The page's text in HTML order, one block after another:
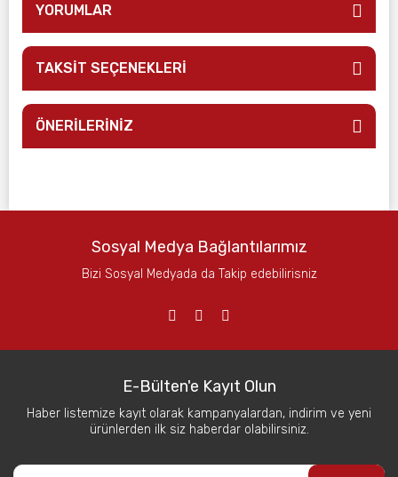
YORUMLAR
TAKSİT SEÇENEKLERİ
ÖNERİLERİNİZ
Sosyal Medya Bağlantılarımız
Bizi Sosyal Medyada da Takip edebilirisniz
E-Bülten'e Kayıt Olun
Haber listemize kayıt olarak kampanyalardan, indirim ve yeni
ürünlerden ilk siz haberdar olabilirsiniz.